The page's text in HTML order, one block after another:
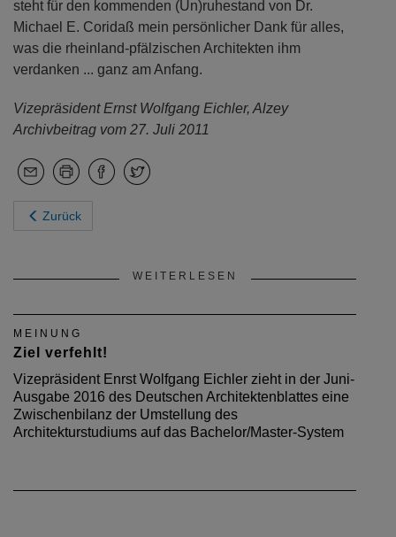
steht für den kommenden (Un)ruhestand von Dr.
Michael E. Coridaß mein persönlicher Dank für alles,
was die rheinland-pfälzischen Architekten ihm
verdanken ... ganz am Anfang.
Vizepräsident Ernst Wolfgang Eichler, Alzey
Archivbeitrag vom 27. Juli 2011
Zurück
WEITERLESEN
MEINUNG
Ziel verfehlt!
Vizepräsident Enrst Wolfgang Eichler zieht in der Juni-
Ausgabe 2016 des Deutschen Architektenblattes eine
Zwischenbilanz der Umstellung des
Architekturstudiums auf das Bachelor/Master-System